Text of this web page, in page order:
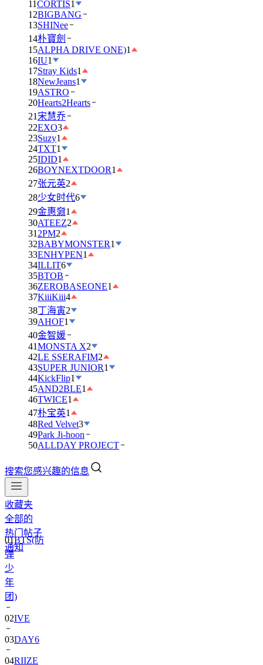
11CORTIS1
12BIGBANG
13SHINee
14朴寶劍
15ALPHA DRIVE ONE)1
16IU1
17Stray Kids1
18NewJeans1
19ASTRO
20Hearts2Hearts
21 宋慧乔
22EXO3
23Suzy1
24TXT1
25IDID1
26BOYNEXTDOOR1
27张元英2
28少女时代6
29金惠奫1
30ATEEZ2
31 2PM2
32BABYMONSTER1
33ENHYPEN1
34ILLIT6
35BTOB
36ZEROBASEONE1
37KiiiKiii4
38丁海寅2
39AHOF1
40金智媛
41MONSTA X2
42LE SSERAFIM2
43SUPER JUNIOR1
44KickFlip1
45AND2BLE1
46TWICE1
47朴宝英1
48Red Velvet3
49Park Ji-hoon
50ALLDAY PROJECT
搜索您感兴趣的信息
收藏夹
全部的
热门帖子
通知
01BTS(防
弹
少
年
团)
02IVE
03DAY6
04RIIZE